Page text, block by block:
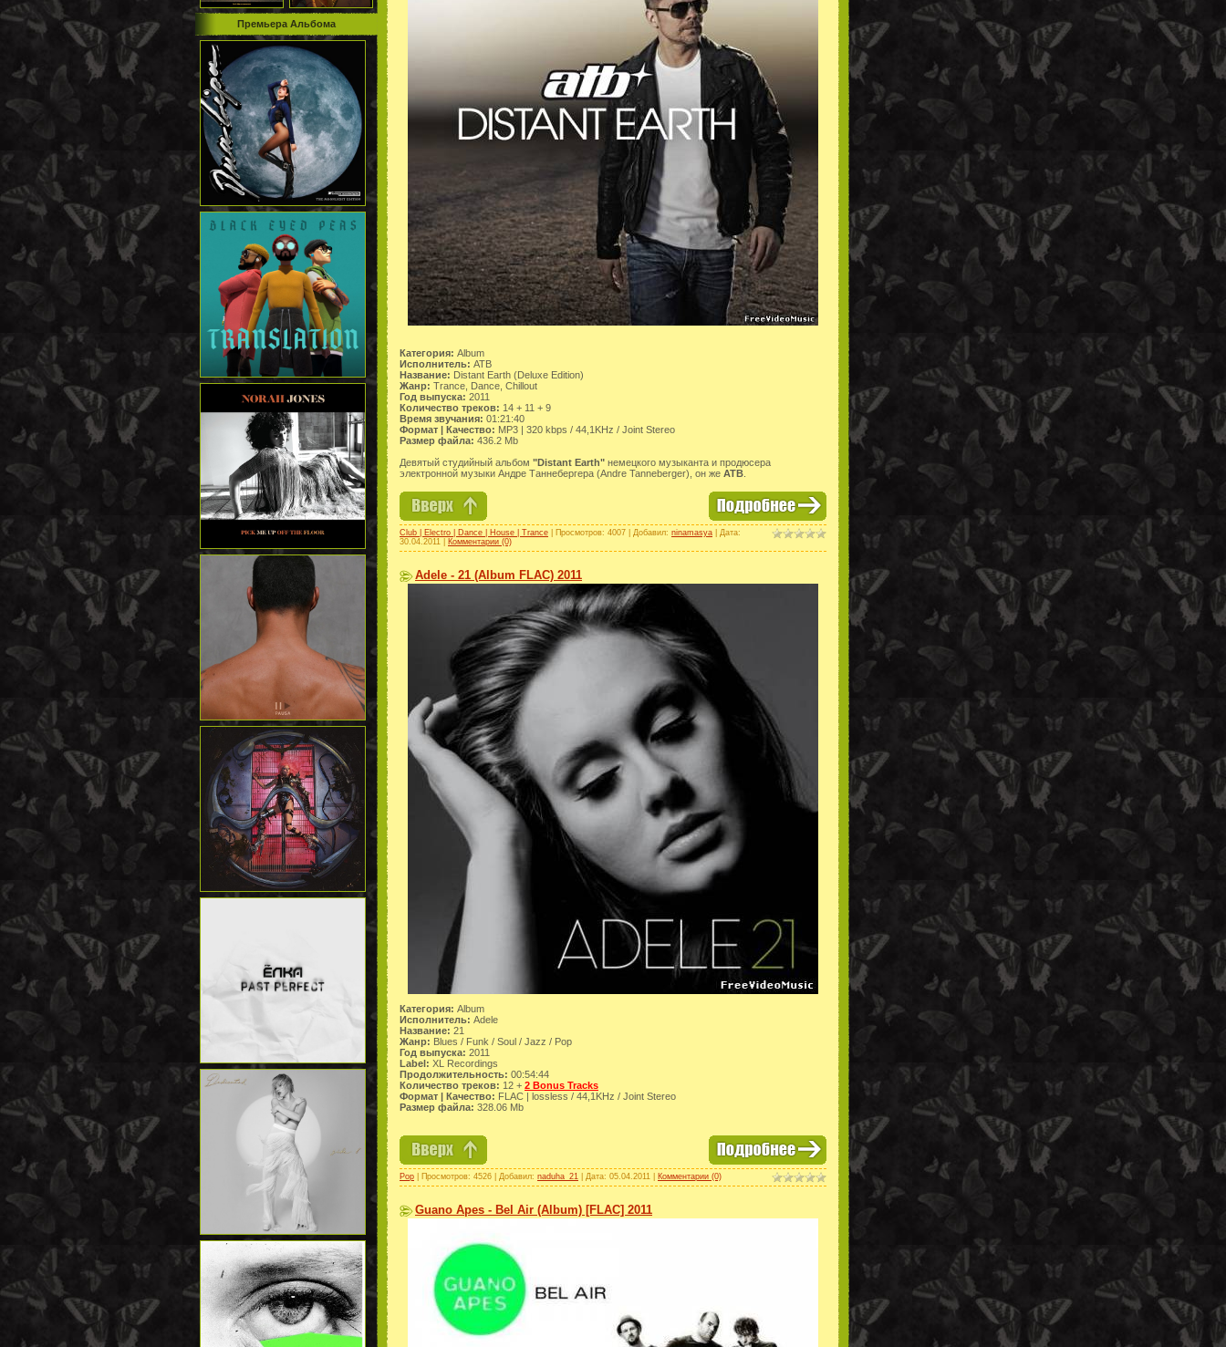
Премьера Альбома
Категория: Album
Исполнитель: ATB
Название: Distant Earth (Deluxe Edition)
Жанр: Trance, Dance, Chillout
Год выпуска: 2011
Количество треков: 14 + 11 + 9
Время звучания: 01:21:40
Формат | Качество: MP3 | 320 kbps / 44,1KHz / Joint Stereo
Размер файла: 436.2 Mb
Девятый студийный альбом "Distant Earth" немецкого музыканта и продюсера
электронной музыки Андре Таннебергера (Andre Tanneberger), он же ATB
Club | Electro | Dance | House | Trance | Просмотров: 4007 | Добавил: ninamasya | Дата:
30.04.2011
Комментарии (0)
Adele - 21 (Album FLAC) 2011
Категория: Album
Исполнитель: Adele
Название: 21
Жанр: Blues / Funk / Soul / Jazz / Pop
Год выпуска: 2011
Label: XL Recordings
Продолжительность: 00:54:44
Количество треков: 12 + 2 Bonus Tracks
Формат | Качество: FLAC | lossless / 44,1KHz / Joint Stereo
Размер файла: 328.06 Mb
Pop | Просмотров: 4526 | Добавил: naduha_21 | Дата: 05.04.2011 Комментарии (0)
Guano Apes - Bel Air (Album) [FLAC] 2011